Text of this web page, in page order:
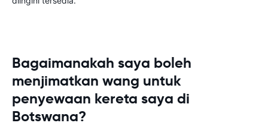
Bagaimanakah saya boleh
menjimatkan wang untuk
penyewaan kereta saya di
Botswana?